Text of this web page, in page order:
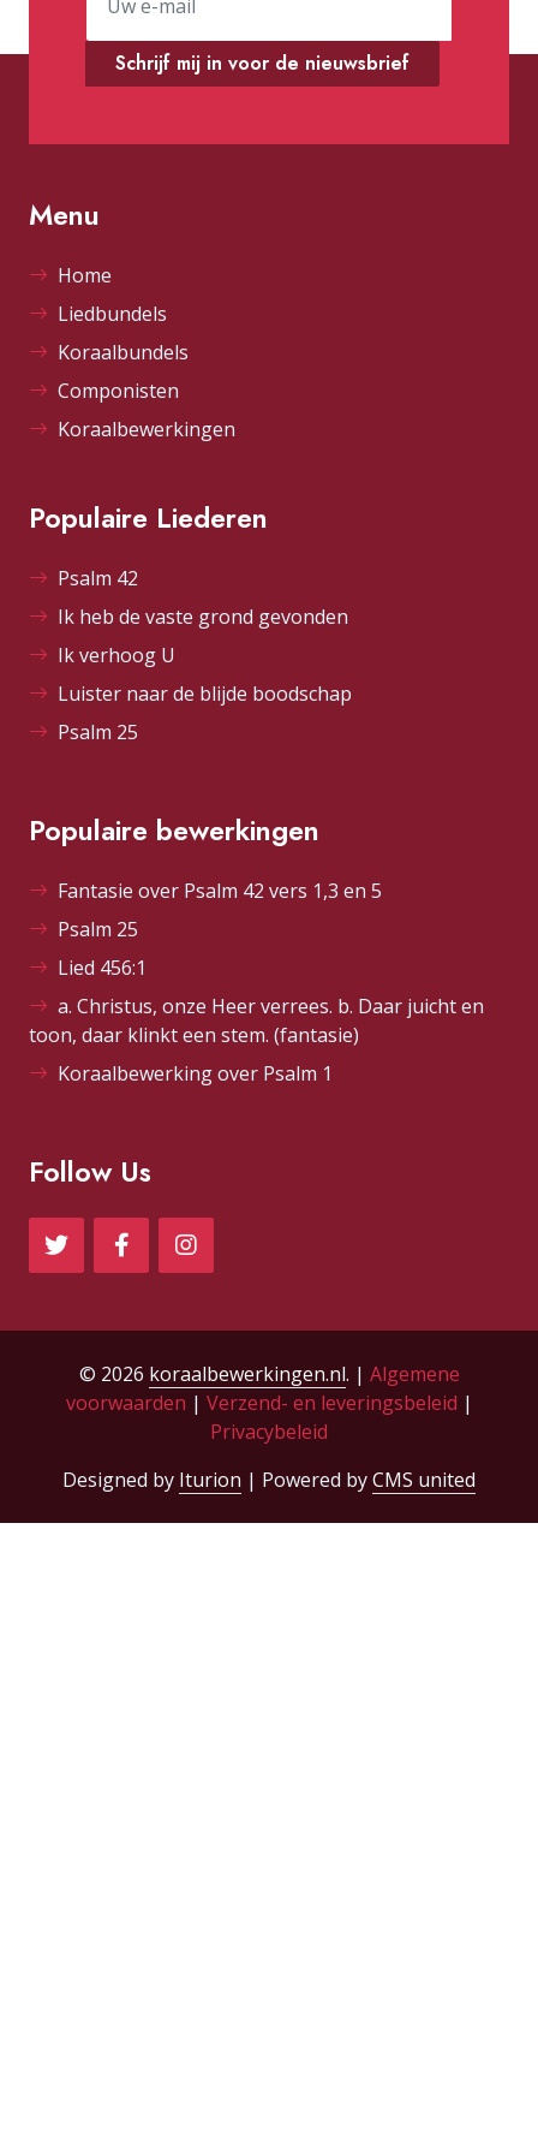
Schrijf mij in voor de nieuwsbrief
Menu
Home
Liedbundels
Koraalbundels
Componisten
Koraalbewerkingen
Populaire Liederen
Psalm 42
Ik heb de vaste grond gevonden
Ik verhoog U
Luister naar de blijde boodschap
Psalm 25
Populaire bewerkingen
Fantasie over Psalm 42 vers 1,3 en 5
Psalm 25
Lied 456:1
a. Christus, onze Heer verrees. b. Daar juicht en
toon, daar klinkt een stem. (fantasie)
Koraalbewerking over Psalm 1
Follow Us
© 2026 koraalbewerkingen.nl. | Algemene
voorwaarden | Verzend- en leveringsbeleid |
Privacybeleid
Designed by Iturion | Powered byCMS united